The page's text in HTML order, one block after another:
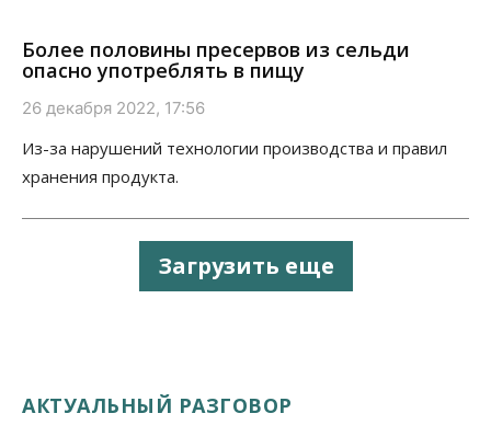
Более половины пресервов из сельди
опасно употреблять в пищу
26 декабря 2022, 17:56
Из-за нарушений технологии производства и правил
хранения продукта.
Загрузить еще
АКТУАЛЬНЫЙ РАЗГОВОР